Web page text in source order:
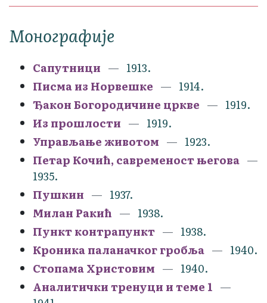
Монографије
Сапутници
1913.
Писма из Норвешке
1914.
Ђакон Богородичине цркве
1919.
Из прошлости
1919.
Управљање животом
1923.
Петар Кочић, савременост његова
1935.
Пушкин
1937.
Милан Ракић
1938.
Пункт контрапункт
1938.
Кроника паланачког гробља
1940.
Стопама Христовим
1940.
Аналитички тренуци и теме 1